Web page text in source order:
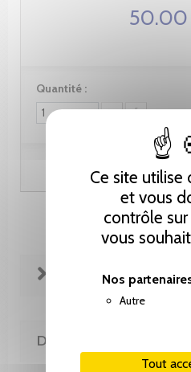
Ce site utilise
et vous
contrôle
vous
Nos
Autre
Tout
50.00
Quantité :
Ajouter au
FICHE TECHNIQUE
DE LA MÊME